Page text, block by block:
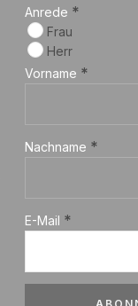
Anrede *
Frau
Herr
Vorname *
Nachname *
E-Mail *